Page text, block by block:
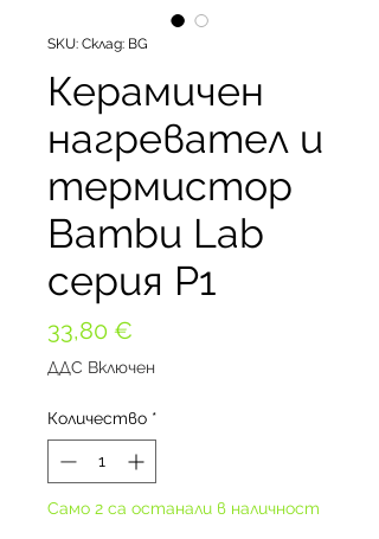
SKU: Склад: BG
Керамичен
нагревател и
термистор
Bambu Lab
серия P1
33,80 €
ДДС Включен
Количество *
Само 2 са останали в наличност